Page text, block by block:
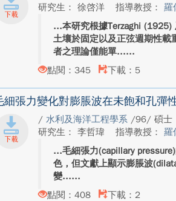
研究生： 徐啓洋
指導教授：羅
本研究根據Terzaghi
土壤於固定以及正弦週期性載
者之理論僅能單...
點閱：345
下載：5
細張力變化對膨脹波在未飽和孔彈
/水利及海洋工程學系 /96/ 碩士
研究生： 李哲瑋
指導教授：羅
毛細張力(capillary
色，但文獻上顯示膨脹波
變...
點閱：408
下載：2